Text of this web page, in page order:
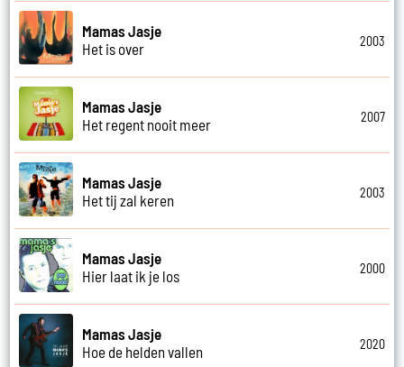
Mamas Jasje
Het is over
2003
Mamas Jasje
Het regent nooit meer
2007
Mamas Jasje
Het tij zal keren
2003
Mamas Jasje
Hier laat ik je los
2000
Mamas Jasje
Hoe de helden vallen
2020